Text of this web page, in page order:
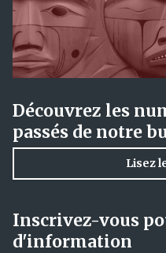
Découvrez les
passés de notre
Lisez
Inscrivez-vous
d'information